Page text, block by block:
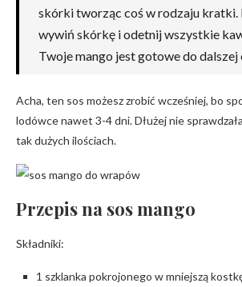
skórki tworząc coś w rodzaju kratki.
wywiń skórkę i odetnij wszystkie
Twoje mango jest gotowe do
Acha, ten sos możesz zrobić wcześniej, bo
lodówce nawet 3-4 dni. Dłużej nie
tak dużych ilościach.
Przepis na sos mango
Składniki:
1 szklanka pokrojonego w mniejszą